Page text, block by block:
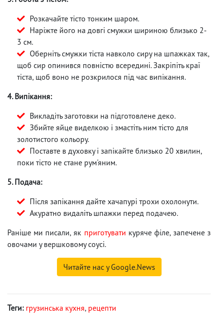
Розкачайте тісто тонким шаром.
Наріжте його на довгі смужки шириною близько 2-
3 см.
Оберніть смужки тіста навколо сиру на шпажках так,
щоб сир опинився повністю всередині. Закріпіть краї
тіста, щоб воно не розкрилося під час випікання.
4. Випікання:
Викладіть заготовки на підготовлене деко.
Збийте яйце виделкою і змастіть ним тісто для
золотистого кольору.
Поставте в духовку і запікайте близько 20 хвилин,
поки тісто не стане рум'яним.
5. Подача:
Після запікання дайте хачапурі трохи охолонути.
Акуратно видаліть шпажки перед подачею.
Раніше ми писали, як приготувати куряче філе, запечене з
овочами у вершковому соусі.
Читайте нас у Google.News
Теги: грузинська кухня, рецепти